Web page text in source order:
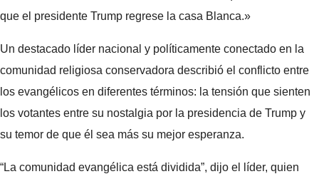
que el presidente Trump regrese la casa Blanca.»
Un destacado líder nacional y políticamente conectado en la
comunidad religiosa conservadora describió el conflicto entre
los evangélicos en diferentes términos: la tensión que sienten
los votantes entre su nostalgia por la presidencia de Trump y
su temor de que él sea más su mejor esperanza.
“La comunidad evangélica está dividida”, dijo el líder, quien